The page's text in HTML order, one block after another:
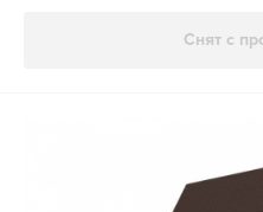
Снят с